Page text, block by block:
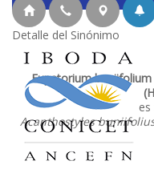
Detalle del Sinónimo
Eupatorium
Acanthostyles